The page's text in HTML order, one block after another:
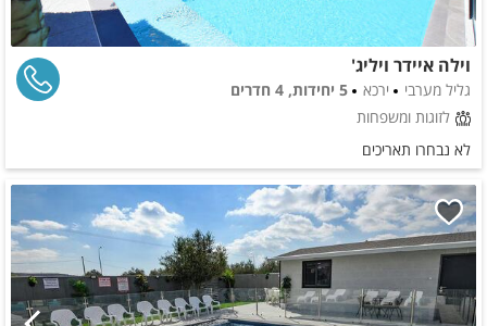
וילה איידר ויליג'
גליל מערבי ירכא
5 יחידות, 4 חדרים
לזוגות ומשפחות
לא נבחרו תאריכים